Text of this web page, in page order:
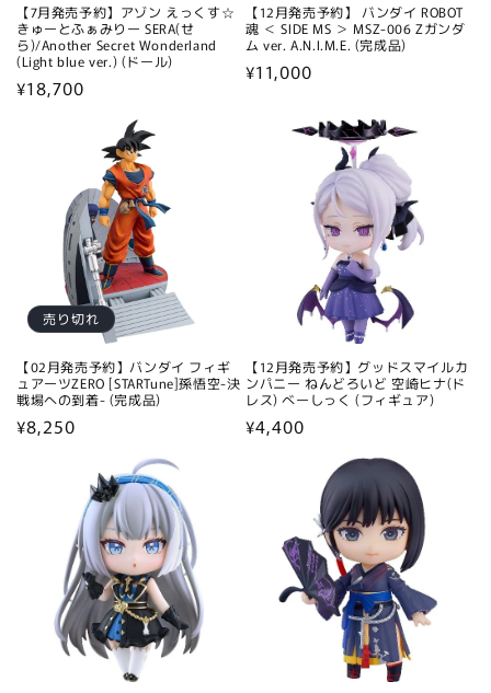
【7月発売予約】アゾン えっくす☆
きゅーとふぁみりー SERA(せ
ら)/Another Secret Wonderland
(Light blue ver.) (ドール)
通
¥18,700
【12月発売予約】 バンダイ ROBOT
魂 ＜ SIDE MS ＞ MSZ-006 Zガンダ
ム ver. A.N.I.M.E. (完成品)
通
¥11,000
売り切れ
【02月発売予約】バンダイ フィギ
ュアーツZERO [STARTune]孫悟空-決
戦場への到着- (完成品)
通
¥8,250
【12月発売予約】グッドスマイルカ
ンパニー ねんどろいど 空崎ヒナ(ド
レス) べーしっく (フィギュア)
通
¥4,400